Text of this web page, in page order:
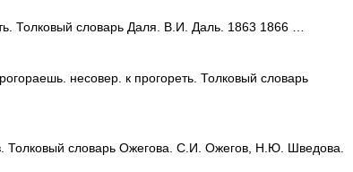
Толковый словарь Даля. В.И. Даль. 1863 1866 …
несовер. к прогореть. Толковый словарь
словарь Ожегова. С.И. Ожегов, Н.Ю. Шведова.